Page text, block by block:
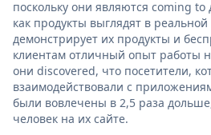
поскольку они являются coming
как продукты выглядят в
демонстрирует их продукты и
клиентам отличный опыт работы
они discovered, что посетители,
взаимодействовали с
были вовлечены в 2,5 раза
человек на их сайте.